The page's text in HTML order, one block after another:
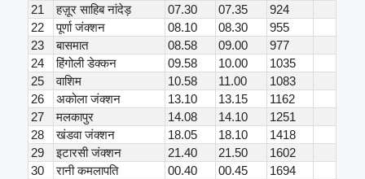
21
हज़ूर साहिब नांदेड़ 07.30 07.35
924
22
पूर्णा जंक्शन 08.10 08.30
955
23
बासमात 08.58 09.00
977
24
हिंगोली डेक्कन 09.58 10.00
1035
25
वाशिम 10.58 11.00
1083
26
अकोला जंक्शन 13.10 13.15
1162
27
मलकापुर 14.08 14.10
1251
28
खंडवा जंक्शन 18.05 18.10
1418
29
इटारसी जंक्शन 21.40 21.50
1602
30
रानी कमलापति 00.40 00.45
1694